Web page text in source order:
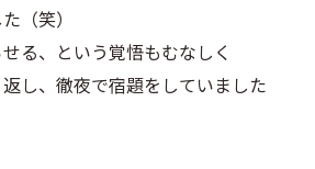
（笑）
る、という覚悟もむなしく
し、徹夜で宿題をしていました